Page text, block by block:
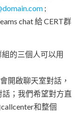
;
chat 給 CERT群
的三個人可以用
開啟聊天室對話，
話；我們希望對方直
和整個